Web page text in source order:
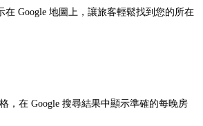
在 Google 地圖上，讓旅客輕鬆找到您的所在
，在 Google 搜尋結果中顯示準確的每晚房